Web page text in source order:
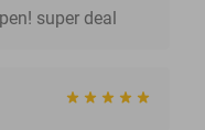
super deal